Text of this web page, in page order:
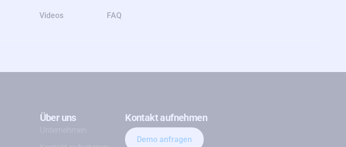
Videos FAQ
Über uns
Unternehmen
Kontakt aufnehmen
Demo anfragen